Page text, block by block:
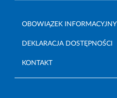
OBOWIĄZEK
DEKLARACJA DOSTĘPNOŚCI
KONTAKT